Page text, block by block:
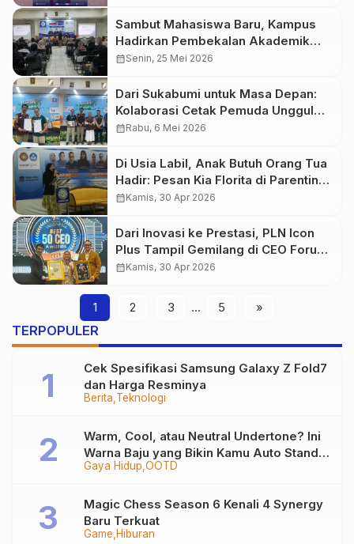
Sambut Mahasiswa Baru, Kampus
Hadirkan Pembekalan Akademik
dan Wawasan Perkuliahan
calendar_monthSenin, 25 Mei 2026
Dari Sukabumi untuk Masa Depan:
Kolaborasi Cetak Pemuda Unggul
dan Berdaya Saing
calendar_monthRabu, 6 Mei 2026
Di Usia Labil, Anak Butuh Orang Tua
Hadir: Pesan Kia Florita di Parenting
Day SMPN 10 Kota Sukabumi
calendar_monthKamis, 30 Apr 2026
Dari Inovasi ke Prestasi, PLN Icon
Plus Tampil Gemilang di CEO Forum
2026
calendar_monthKamis, 30 Apr 2026
1 2 3 … 5 »
TERPOPULER
Berita Teknologi
Cek Spesifikasi Samsung Galaxy Z Fold7
dan Harga Resminya
Gaya Hidup OOTD
Warm, Cool, atau Neutral Undertone? Ini
Warna Baju yang Bikin Kamu Auto Stand
Out
Game Hiburan
Magic Chess Season 6 Kenali 4 Synergy
Baru Terkuat